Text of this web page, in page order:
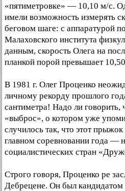
«пятиметровке» — 10,10 м/с.
имели возможность измерять
беговом шаге: с аппаратурой
Малаховского института
данным, скорость Олега на
планкой порой превышает
В 1981 г. Олег Проценко
личному рекорду прошлого
сантиметра! Надо ли говорить,
«выброс», о котором уже
случилось так, что этот
главном соревновании года —
социалистических стран
Строго говоря, Проценко ре
Дебрецене. Он был кандидатом